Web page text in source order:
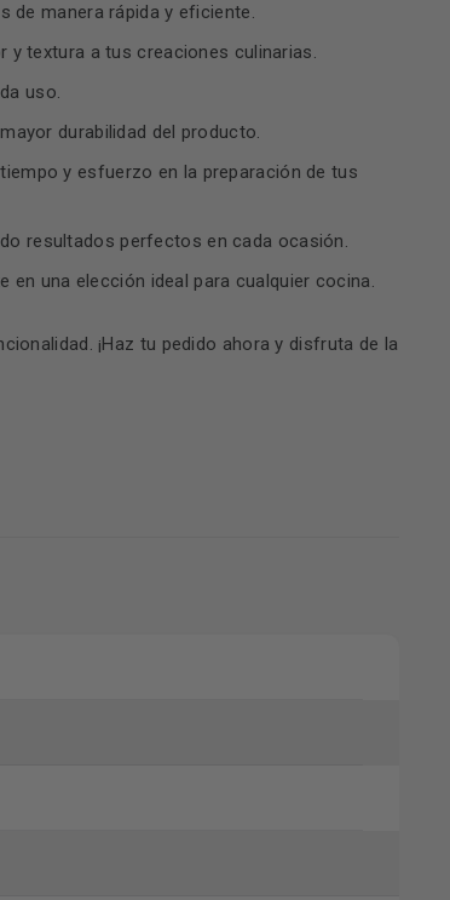
de manera rápida y eficiente.
y textura a tus creaciones culinarias.
uso.
durabilidad del producto.
y esfuerzo en la preparación de tus
resultados perfectos en cada ocasión.
en una elección ideal para cualquier cocina.
¡Haz tu pedido ahora y disfruta de la